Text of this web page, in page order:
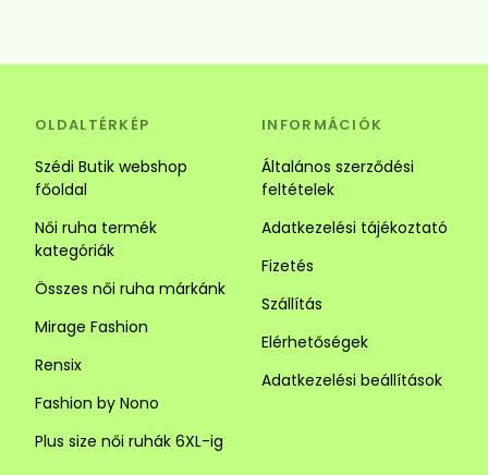
OLDALTÉRKÉP
Szédi Butik webshop
főoldal
Női ruha termék
kategóriák
Összes női ruha márkánk
Mirage Fashion
Rensix
Fashion by Nono
Plus size női ruhák 6XL-ig
INFORMÁCIÓK
Általános szerződési
feltételek
Adatkezelési tájékoztató
Fizetés
Szállítás
Elérhetőségek
Adatkezelési beállítások